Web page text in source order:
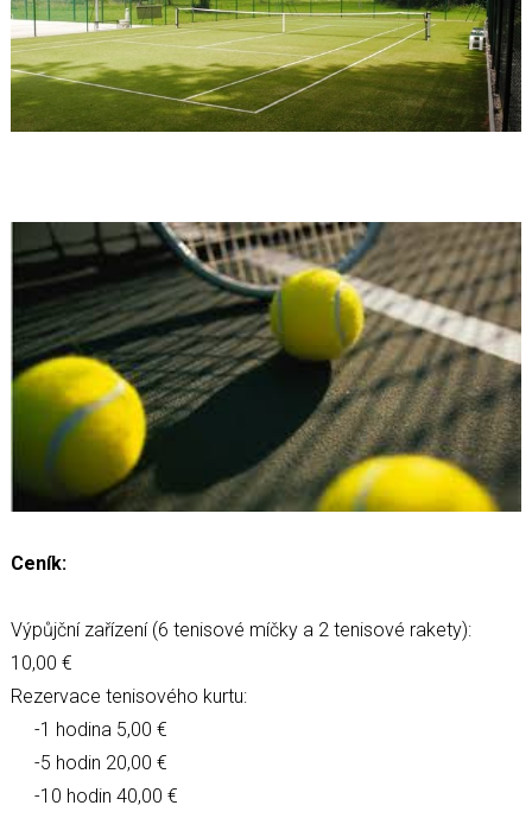
Ceník:
Výpůjční zařízení (6 tenisové míčky a 2 tenisové rakety):
10,00 €
Rezervace tenisového kurtu:
-1 hodina 5,00 €
-5 hodin 20,00 €
-10 hodin 40,00 €